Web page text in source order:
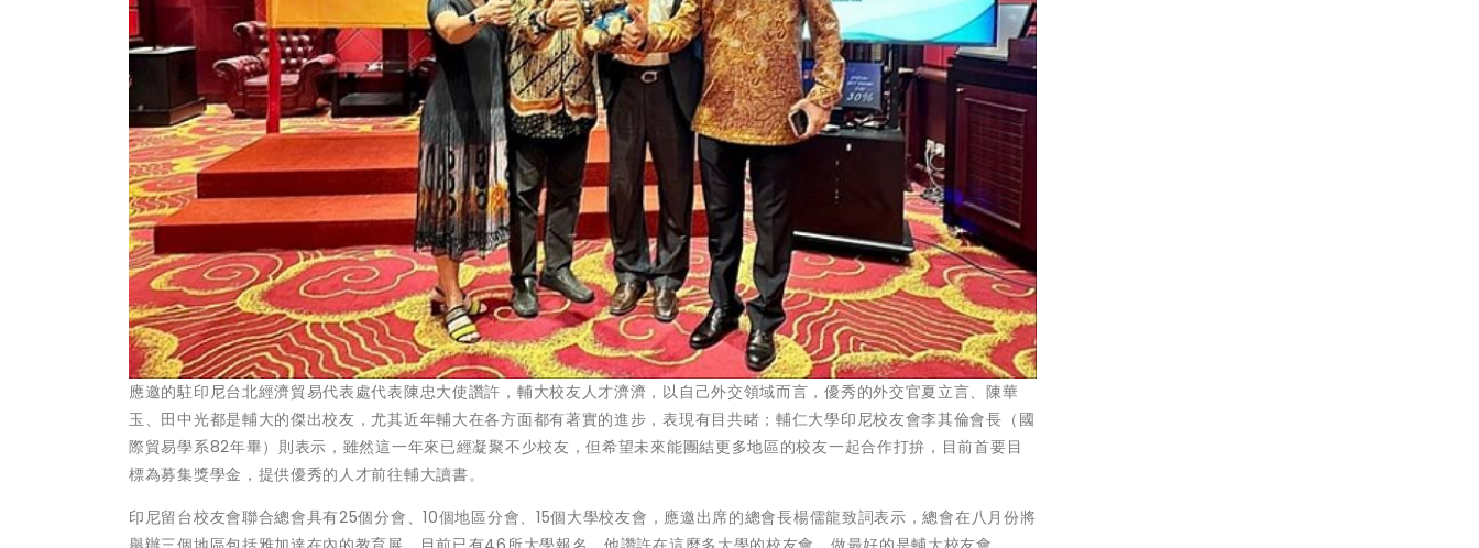
應邀的駐印尼台北經濟貿易代表處代表陳忠大使讚許，輔大校友人才濟濟，以自己外交領域而言，優秀的外交官夏立言、陳華
玉、田中光都是輔大的傑出校友，尤其近年輔大在各方面都有著實的進步，表現有目共睹；輔仁大學印尼校友會李其倫會長（國
際貿易學系82年畢）則表示，雖然這一年來已經凝聚不少校友，但希望未來能團結更多地區的校友一起合作打拚，目前首要目
標為募集獎學金，提供優秀的人才前往輔大讀書。
印尼留台校友會聯合總會具有25個分會、10個地區分會、15個大學校友會，應邀出席的總會長楊儒龍致詞表示，總會在八月份將